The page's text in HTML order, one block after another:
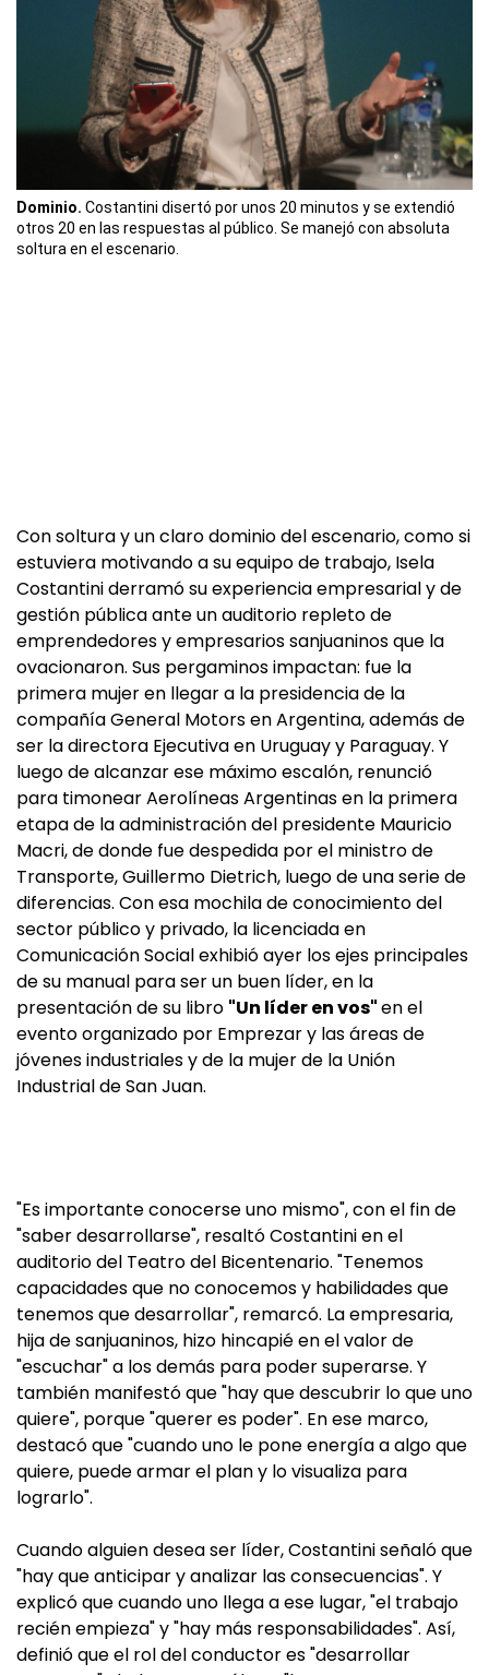
Dominio. Costantini disertó por unos 20 minutos y se extendió
otros 20 en las respuestas al público. Se manejó con absoluta
soltura en el escenario.
Con soltura y un claro dominio del escenario, como si
estuviera motivando a su equipo de trabajo, Isela
Costantini derramó su experiencia empresarial y de
gestión pública ante un auditorio repleto de
emprendedores y empresarios sanjuaninos que la
ovacionaron. Sus pergaminos impactan: fue la
primera mujer en llegar a la presidencia de la
compañía General Motors en Argentina, además de
ser la directora Ejecutiva en Uruguay y Paraguay. Y
luego de alcanzar ese máximo escalón, renunció
para timonear Aerolíneas Argentinas en la primera
etapa de la administración del presidente Mauricio
Macri, de donde fue despedida por el ministro de
Transporte, Guillermo Dietrich, luego de una serie de
diferencias. Con esa mochila de conocimiento del
sector público y privado, la licenciada en
Comunicación Social exhibió ayer los ejes principales
de su manual para ser un buen líder, en la
presentación de su libro "Un líder en vos"en el
evento organizado por Emprezar y las áreas de
jóvenes industriales y de la mujer de la Unión
Industrial de San Juan.
"Es importante conocerse uno mismo", con el fin de
"saber desarrollarse", resaltó Costantini en el
auditorio del Teatro del Bicentenario. "Tenemos
capacidades que no conocemos y habilidades que
tenemos que desarrollar", remarcó. La empresaria,
hija de sanjuaninos, hizo hincapié en el valor de
"escuchar" a los demás para poder superarse. Y
también manifestó que "hay que descubrir lo que uno
quiere", porque "querer es poder". En ese marco,
destacó que "cuando uno le pone energía a algo que
quiere, puede armar el plan y lo visualiza para
lograrlo".
Cuando alguien desea ser líder, Costantini señaló que
"hay que anticipar y analizar las consecuencias". Y
explicó que cuando uno llega a ese lugar, "el trabajo
recién empieza" y "hay más responsabilidades". Así,
definió que el rol del conductor es "desarrollar